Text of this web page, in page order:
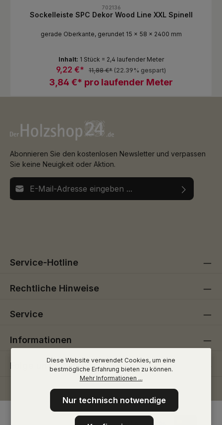
702136
Sockelleiste SPC Dekor Wood Line XXL Spinell
gerade Oberkante, gerundet 15 x 58 x 2400 mm
3,84 €* pro laufender Meter
9,22 €* 11,88 €* (22.39% gespart)
Inhalt: 1 Stück = 2,4 laufender Meter
Abonnieren Sie den kostenlosen Newsletter und verpassen
Sie keine Neuigkeit oder Aktion.
E-Mail-Adresse*
Service-Hotline
Rechtliche Hinweise
Service
Informationen
Folge uns
Diese Website verwendet Cookies, um eine
bestmögliche Erfahrung bieten zu können.
Mehr Informationen ...
Nur technisch notwendige